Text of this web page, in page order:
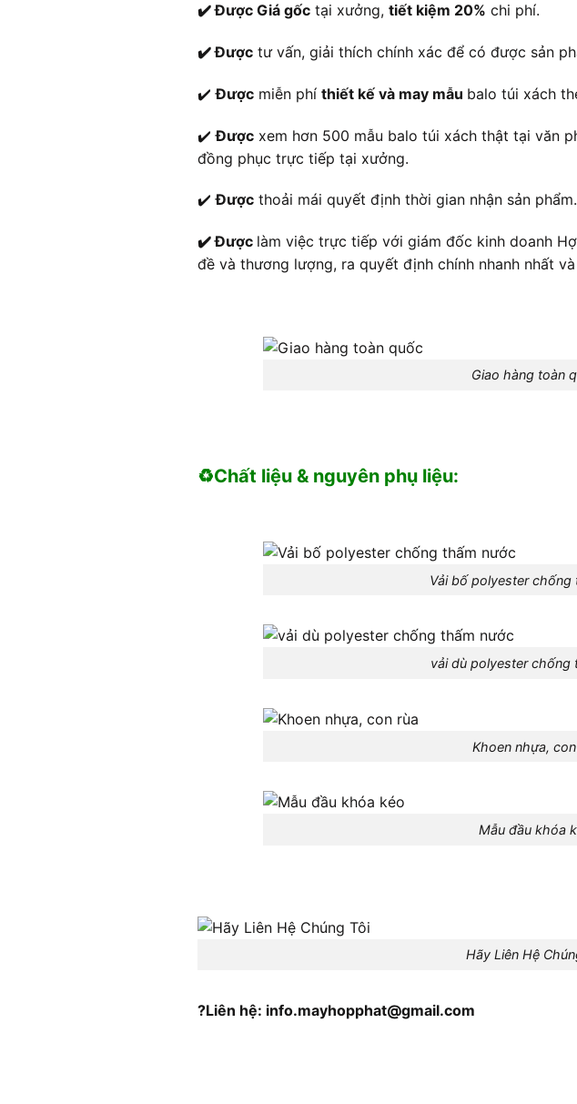
✔️ Được Giá gốctại xưởng, tiết kiệm 20% chi phí.
✔️ Đượctư vấn, giải thích chính xác để có được sản
✔️Đượcmiễn phí thiết kế và may mẫu balo túi xách
✔️Đượcxem hơn 500 mẫu balo túi xách thật tại văn
đồng phục trực tiếp tại xưởng.
✔️Đượcthoải mái quyết định thời gian nhận sản phẩm.
✔️ Được làm việc trực tiếp với giám đốc kinh doanh
đề và thương lượng, ra quyết định chính nhanh nhất
Giao hàng toàn
♻️Chất liệu & nguyên phụ liệu:
Vải bố polyester chống
vải dù polyester chống
Khoen nhựa,
Mẫu đầu khóa
Hãy Liên Hệ
?Liên hệ: info.mayhopphat@gmail.com